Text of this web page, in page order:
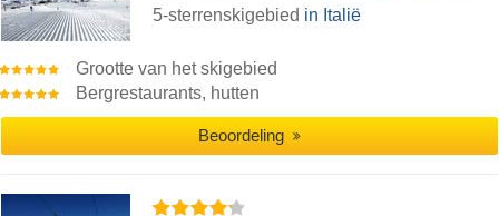
5-sterrenskigebied in Italië
Grootte van het skigebied
Bergrestaurants, hutten
Beoordeling